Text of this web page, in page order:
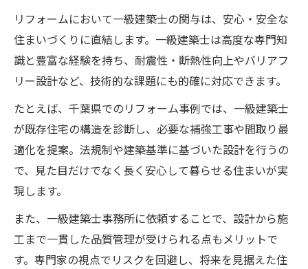
リフォームにおいて一級建築士の関与は、安心・安全な
住まいづくりに直結します。一級建築士は高度な専門知
識と豊富な経験を持ち、耐震性・断熱性向上やバリアフ
リー設計など、技術的な課題にも的確に対応できます。
たとえば、千葉県でのリフォーム事例では、一級建築士
が既存住宅の構造を診断し、必要な補強工事や間取り最
適化を提案。法規制や建築基準に基づいた設計を行うの
で、見た目だけでなく長く安心して暮らせる住まいが実
現します。
また、一級建築士事務所に依頼することで、設計から施
工まで一貫した品質管理が受けられる点もメリットで
す。専門家の視点でリスクを回避し、将来を見据えた住